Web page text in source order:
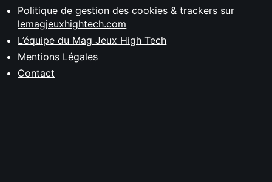
Politique de gestion des cookies & trackers sur
lemagjeuxhightech.com
L’équipe du Mag Jeux High Tech
Mentions Légales
Contact